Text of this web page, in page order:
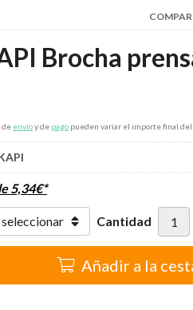
Brocha
de envíoy de pago pueden variar el importe final del
5,34€*
Cantidad
Añadir a la